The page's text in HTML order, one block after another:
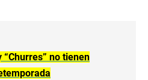
no tienen